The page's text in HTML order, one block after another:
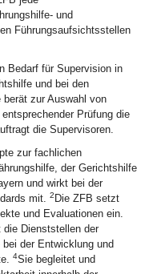
und
Führungsaufsichtsstellen
Bedarf für Supervision in
und bei den
berät zur Auswahl von
Prüfung die
die Supervisoren.
zur fachlichen
der Gerichtshilfe
und wirkt bei der
mit. 2 Die ZFB setzt
und Evaluationen ein.
die Dienststellen der
der Entwicklung und
4Sie begleitet und